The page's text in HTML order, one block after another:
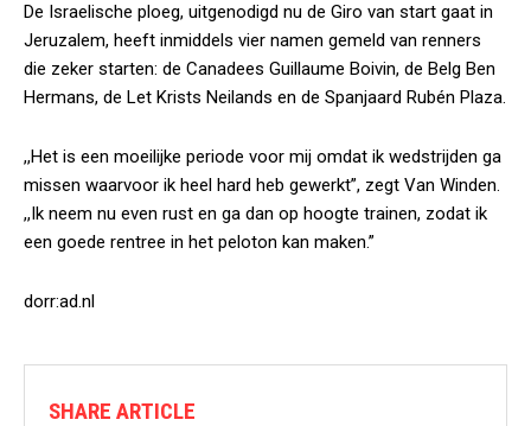
De Israelische ploeg, uitgenodigd nu de Giro van start gaat in
Jeruzalem, heeft inmiddels vier namen gemeld van renners
die zeker starten: de Canadees Guillaume Boivin, de Belg Ben
Hermans, de Let Krists Neilands en de Spanjaard Rubén Plaza.
,,Het is een moeilijke periode voor mij omdat ik wedstrijden ga
missen waarvoor ik heel hard heb gewerkt”, zegt Van Winden.
,,Ik neem nu even rust en ga dan op hoogte trainen, zodat ik
een goede rentree in het peloton kan maken.”
dorr:ad.nl
SHARE ARTICLE